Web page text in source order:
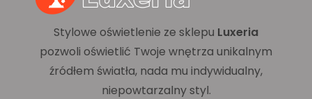
Stylowe oświetlenie ze sklepu Luxeria
pozwoli oświetlić Twoje wnętrza unikalnym
źródłem światła, nada mu indywidualny,
niepowtarzalny styl.